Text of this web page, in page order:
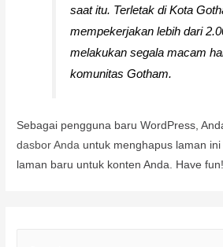
saat itu. Terletak di Kota
mempekerjakan lebih dari
melakukan segala macam
komunitas Gotham.
Sebagai pengguna baru WordPress,
dasbor Anda untuk menghapus laman
laman baru untuk konten Anda. Have fun!